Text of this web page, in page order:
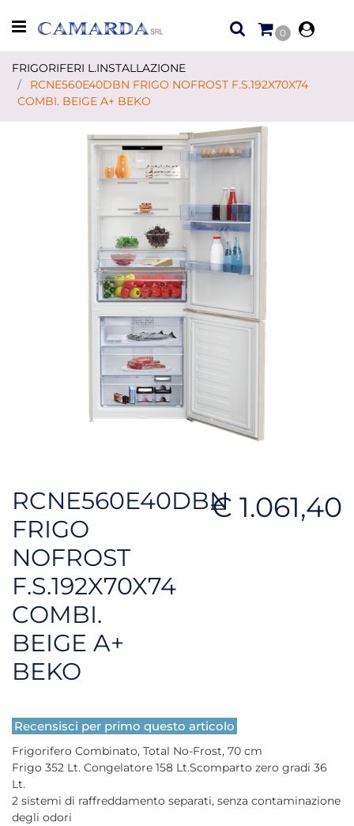
Open menu
0
FRIGORIFERI L.INSTALLAZIONE
RCNE560E40DBN FRIGO NOFROST F.S.192X70X74
COMBI. BEIGE A+ BEKO
RCNE560E40DBN
FRIGO
NOFROST
F.S.192X70X74
COMBI.
BEIGE A+
BEKO
€ 1.061,40
Recensisci per primo questo articolo
Frigorifero Combinato, Total No-Frost, 70 cm
Frigo 352 Lt. Congelatore 158 Lt.Scomparto zero gradi 36
Lt.
2 sistemi di raffreddamento separati, senza contaminazione
degli odori